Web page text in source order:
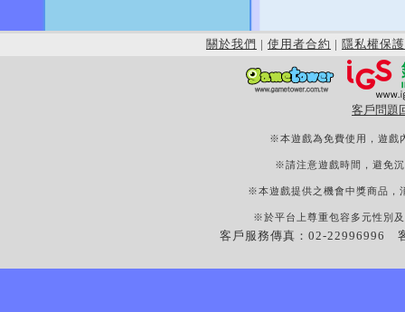
關於我們 | 使用者合約 | 隱私權保護
客戶問題
※本遊戲為免費使用，遊戲
※請注意遊戲時間，避免
※本遊戲提供之機會中獎商品，
※於平台上尊重包容多元性別
客戶服務傳真：02-22996996